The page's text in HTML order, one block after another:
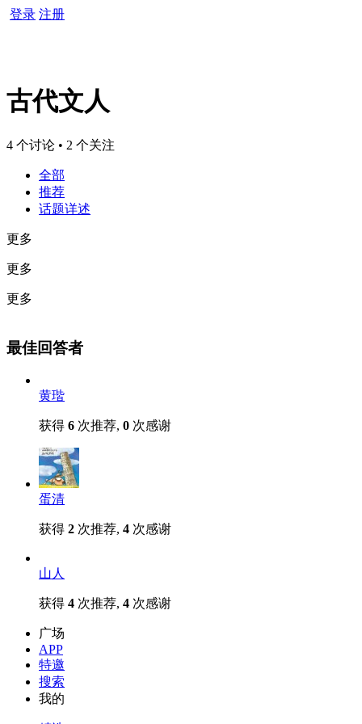
登录 注册
古代文人
4 个讨论 • 2 个关注
全部
推荐
话题详述
更多
更多
更多
最佳回答者
黄瑎
获得 6 次推荐, 0 次感谢
蛋清
获得 2 次推荐, 4 次感谢
山人
获得 4 次推荐, 4 次感谢
广场
APP
特邀
搜索
我的